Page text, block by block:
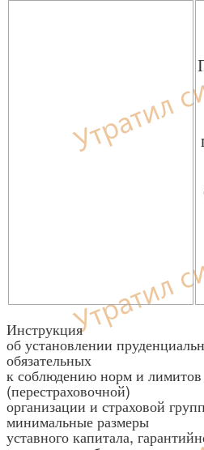
Инструкция
об установлении
обязательных
к соблюдению норм и лимитов
(перестраховочной)
организации и страховой
минимальные размеры
уставного капитала,